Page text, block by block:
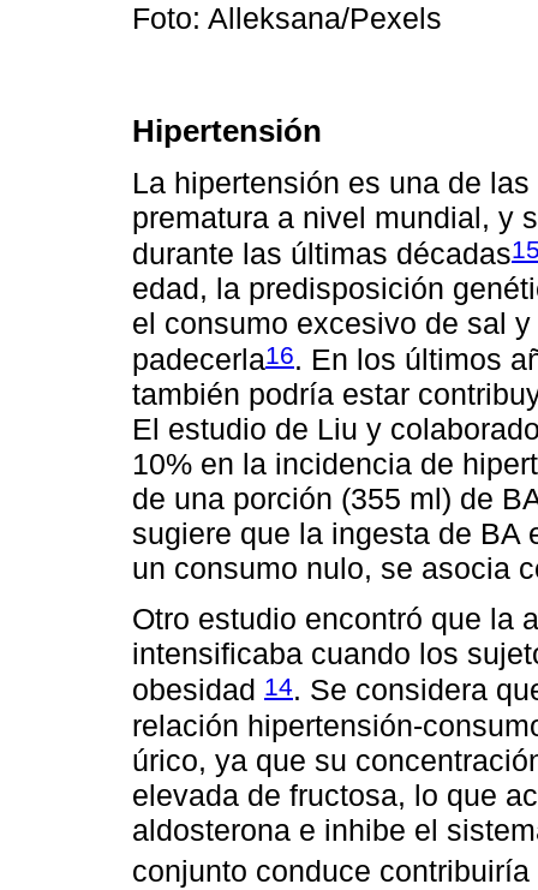
Foto: Alleksana/Pexels
Hipertensión
La hipertensión es una de
prematura a nivel mundial, y
durante las últimas décadas
edad, la predisposición
el consumo excesivo de sal
padecerla16. En los últimos
también podría estar
El estudio de Liu y
10% en la incidencia de
de una porción (355 ml) de
sugiere que la ingesta de BA
un consumo nulo, se asocia
Otro estudio encontró que la
intensificaba cuando los
obesidad 14. Se considera
relación hipertensión-
úrico, ya que su
elevada de fructosa, lo que
aldosterona e inhibe el
conjunto conduce